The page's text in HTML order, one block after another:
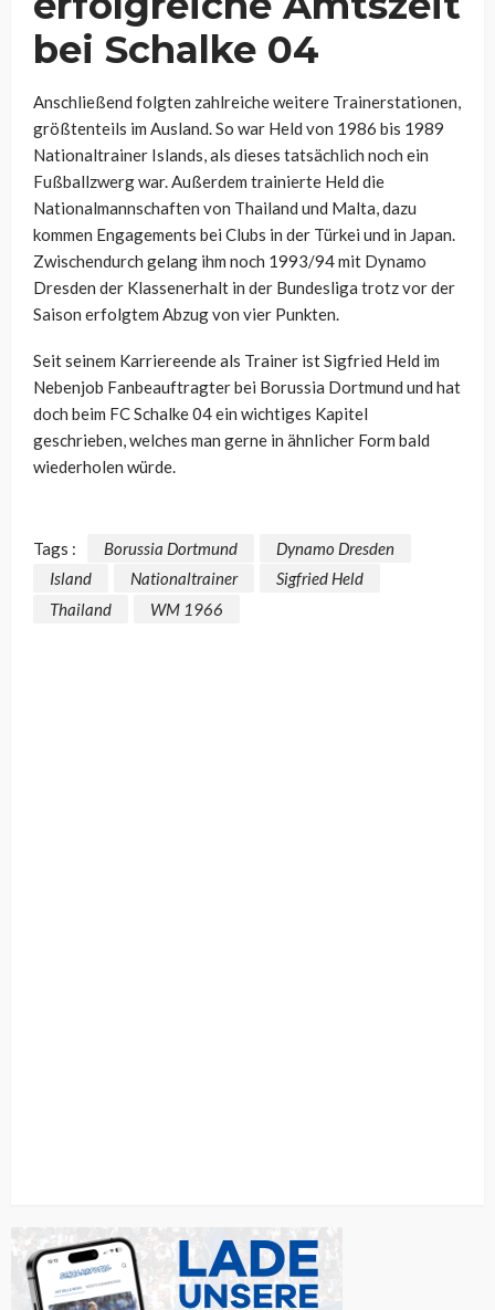
bei Schalke 04
Anschließend folgten zahlreiche weitere Trainerstationen,
größtenteils im Ausland. So war Held von 1986 bis 1989
Nationaltrainer Islands, als dieses tatsächlich noch ein
Fußballzwerg war. Außerdem trainierte Held die
Nationalmannschaften von Thailand und Malta, dazu
kommen Engagements bei Clubs in der Türkei und in Japan.
Zwischendurch gelang ihm noch 1993/94 mit Dynamo
Dresden der Klassenerhalt in der Bundesliga trotz vor der
Saison erfolgtem Abzug von vier Punkten.
Seit seinem Karriereende als Trainer ist Sigfried Held im
Nebenjob Fanbeauftragter bei Borussia Dortmund und hat
doch beim FC Schalke 04 ein wichtiges Kapitel
geschrieben, welches man gerne in ähnlicher Form bald
wiederholen würde.
Tags : Borussia Dortmund
Dynamo Dresden
Island
Nationaltrainer
Sigfried Held
Thailand
WM 1966